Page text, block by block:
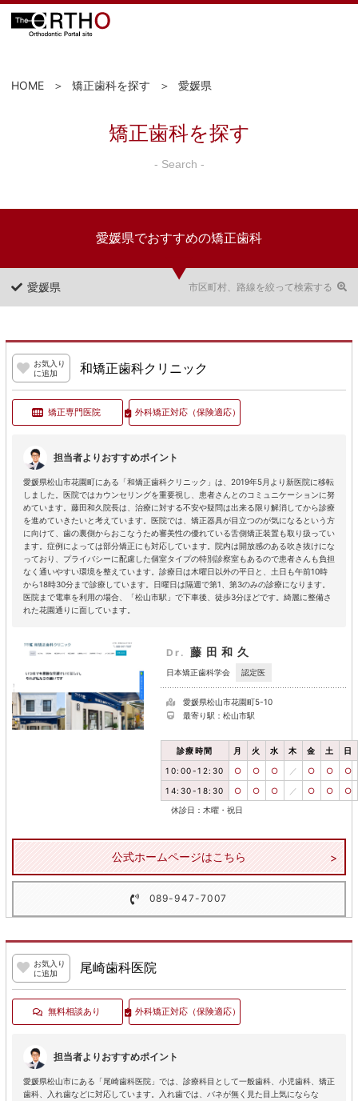
HOME 矯正歯科を探す 愛媛県
矯正歯科を探す
- Search -
愛媛県でおすすめの矯正歯科
愛媛県 市区町村、路線を絞って検索する
お気入り
に追加
和矯正歯科クリニック
矯正専門医院 外科矯正対応（保険適応）
担当者よりおすすめポイント
愛媛県松山市花園町にある「和矯正歯科クリニック」は、2019年5月より新医院に移転
しました。医院ではカウンセリングを重要視し、患者さんとのコミュニケーションに努
めています。藤田和久院長は、治療に対する不安や疑問は出来る限り解消してから診療
を進めていきたいと考えています。医院では、矯正器具が目立つのが気になるという方
に向けて、歯の裏側からおこなうため審美性の優れている舌側矯正装置も取り扱ってい
ます。症例によっては部分矯正にも対応しています。院内は開放感のある吹き抜けにな
っており、プライバシーに配慮した個室タイプの特別診察室もあるので患者さんも負担
なく通いやすい環境を整えています。診療日は木曜日以外の平日と、土日も午前10時
から18時30分まで診療しています。日曜日は隔週で第1、第3のみの診療になります。
医院まで電車を利用の場合、「松山市駅」で下車後、徒歩3分ほどです。綺麗に整備さ
れた花園通りに面しています。
Dr. 藤田和久
日本矯正歯科学会 認定医
愛媛県松山市花園町5-10
最寄り駅：松山市駅
診療時間 月 火 水 木 金 土 日
10:00-12:30 ○ ○ ○ ／ ○ ○ ○
14:30-18:30 ○ ○ ○ ／ ○ ○ ○
休診日：木曜・祝日
公式ホームページはこちら
089-947-7007
お気入り
に追加
尾崎歯科医院
無料相談あり 外科矯正対応（保険適応）
担当者よりおすすめポイント
愛媛県松山市にある「尾崎歯科医院」では、診療科目として一般歯科、小児歯科、矯正
歯科、入れ歯などに対応しています。入れ歯では、バネが無く見た目上気にならな